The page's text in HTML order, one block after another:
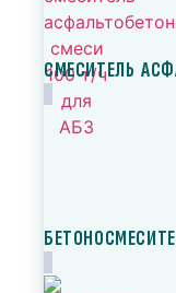
СМЕСИТЕЛЬ